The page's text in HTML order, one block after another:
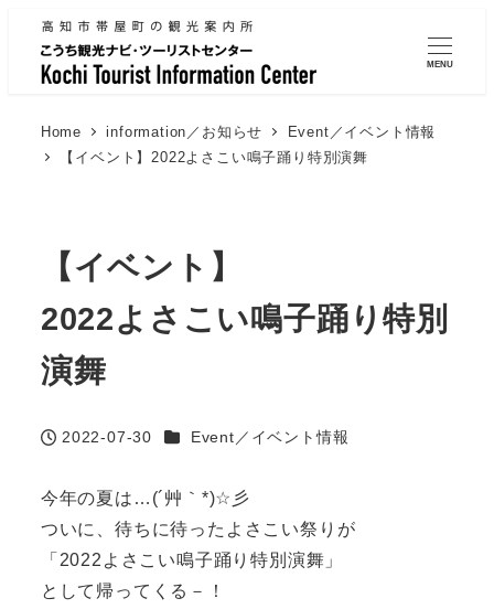
MENU
Home information／お知らせ
Event／イベント情報
【イベント】2022よさこい鳴子踊り特別演舞
【イベント】
2022よさこい鳴子踊り特別
演舞
Published
2022-07-30 Categories
Event／イベント情報
今年の夏は…(´艸｀*)☆彡
ついに、待ちに待ったよさこい祭りが
「2022よさこい鳴子踊り特別演舞」
として帰ってくる－！